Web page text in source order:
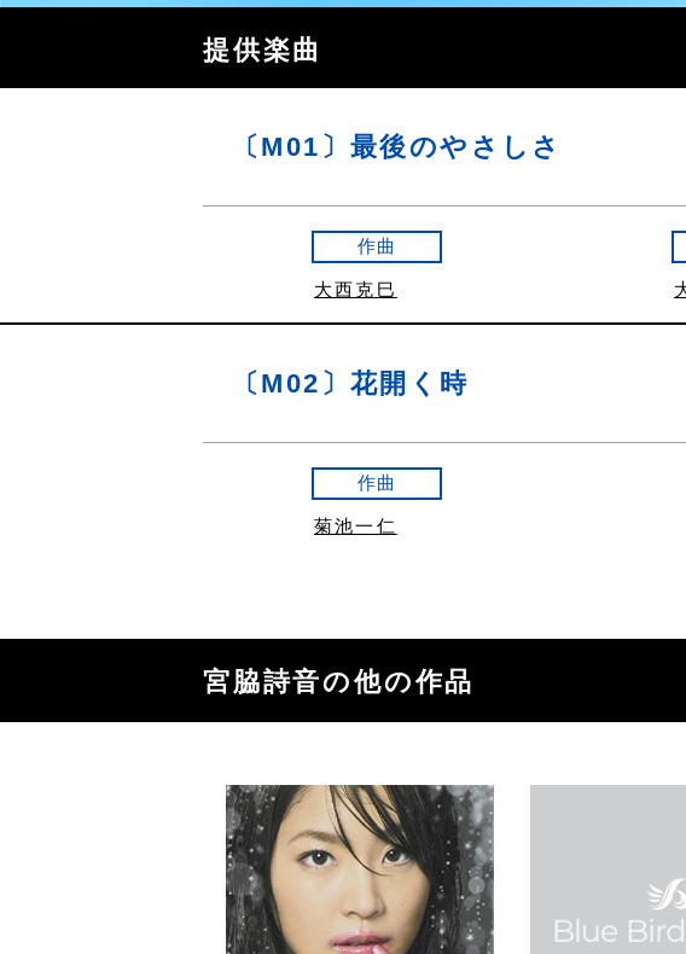
提供楽曲
〔M01〕最後のやさしさ
作曲
大西克巳
〔M02〕花開く時
作曲
菊池一仁
宮脇詩音の他の作品